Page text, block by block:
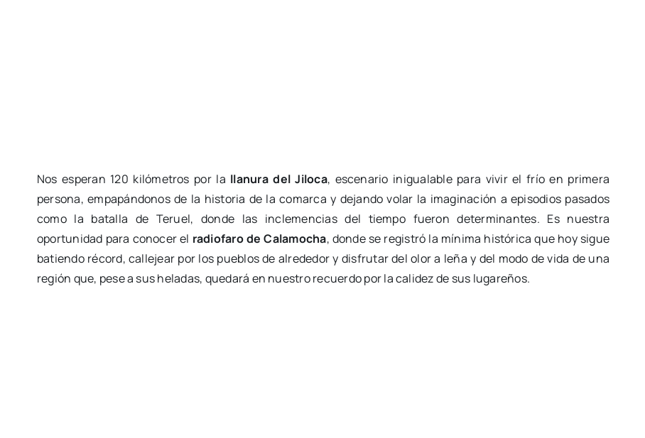
Nos esperan 120 kilómetros por la llanura del Jiloca, escenario inigualable para vivir el frío en primera
persona, empapándonos de la historia de la comarca y dejando volar la imaginación a episodios pasados
como la batalla de Teruel, donde las inclemencias del tiempo fueron determinantes. Es nuestra
oportunidad para conocer el radiofaro de Calamocha, donde se registró la mínima histórica que hoy sigue
batiendo récord, callejear por los pueblos de alrededor y disfrutar del olor a leña y del modo de vida de una
región que, pese a sus heladas, quedará en nuestro recuerdo por la calidez de sus lugareños.